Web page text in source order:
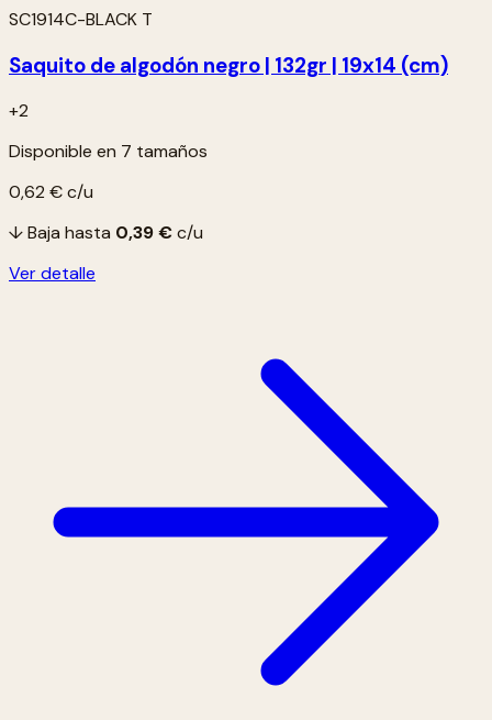
SC1914C-BLACK T
Saquito de algodón negro | 132gr | 19x14 (cm)
+2
Disponible en 7 tamaños
0,62 €c/u
↓ Baja hasta 0,39 €c/u
Ver detalle